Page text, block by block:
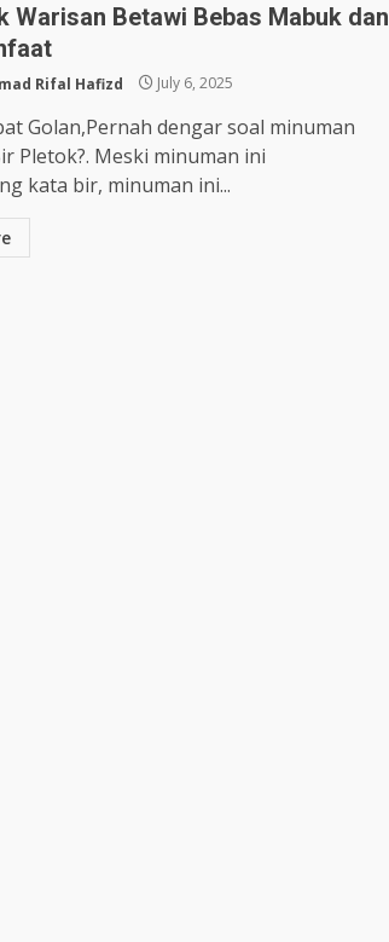
Warisan Betawi Bebas Mabuk dan
Rifal Hafizd July 6, 2025
Golan,Pernah dengar soal minuman
Pletok?. Meski minuman ini
kata bir, minuman ini...